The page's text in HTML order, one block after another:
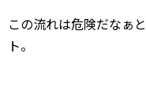
この流れは危険だなぁ
ト。